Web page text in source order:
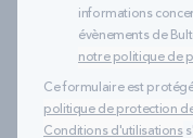
informations
évènements de
notre politique de
Ce formulaire est
politique de protection
Conditions d'utilisations